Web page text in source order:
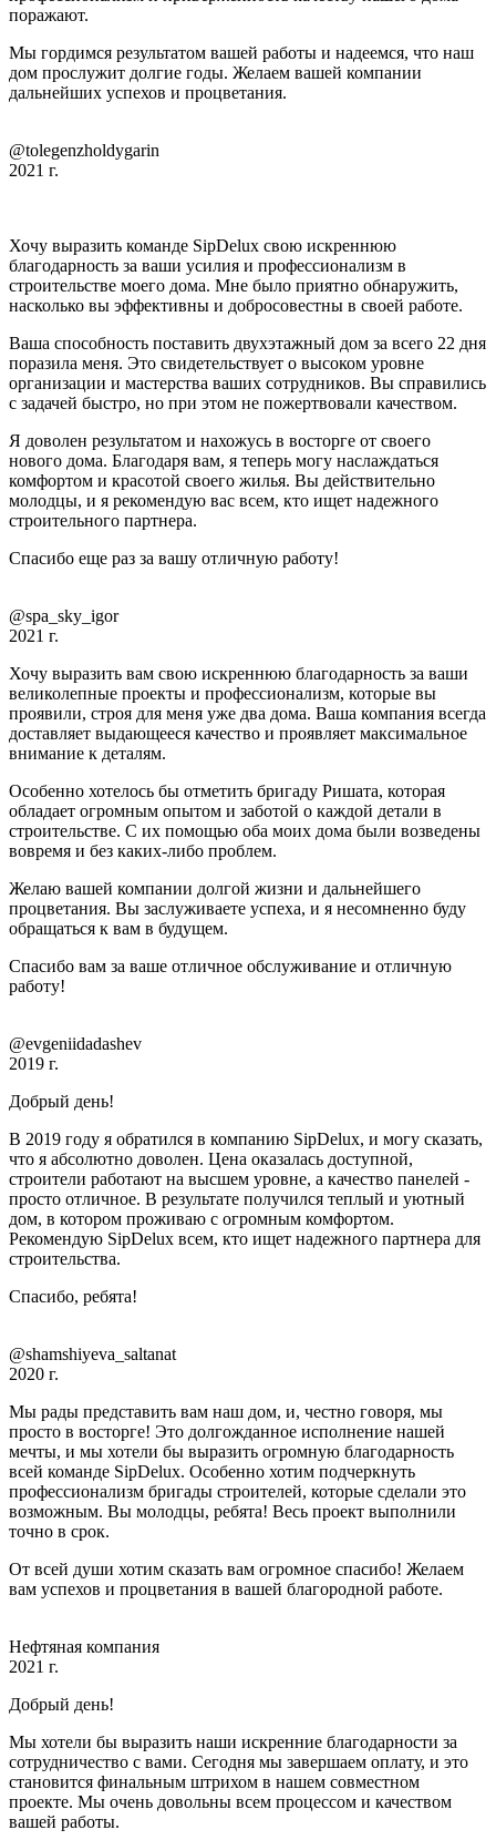
поражают.
Мы гордимся результатом вашей работы и надеемся, что наш
дом прослужит долгие годы. Желаем вашей компании
дальнейших успехов и процветания.
@tolegenzholdygarin
2021 г.
Хочу выразить команде SipDelux свою искреннюю
благодарность за ваши усилия и профессионализм в
строительстве моего дома. Мне было приятно обнаружить,
насколько вы эффективны и добросовестны в своей работе.
Ваша способность поставить двухэтажный дом за всего 22 дня
поразила меня. Это свидетельствует о высоком уровне
организации и мастерства ваших сотрудников. Вы справились
с задачей быстро, но при этом не пожертвовали качеством.
Я доволен результатом и нахожусь в восторге от своего
нового дома. Благодаря вам, я теперь могу наслаждаться
комфортом и красотой своего жилья. Вы действительно
молодцы, и я рекомендую вас всем, кто ищет надежного
строительного партнера.
Спасибо еще раз за вашу отличную работу!
@spa_sky_igor
2021 г.
Хочу выразить вам свою искреннюю благодарность за ваши
великолепные проекты и профессионализм, которые вы
проявили, строя для меня уже два дома. Ваша компания всегда
доставляет выдающееся качество и проявляет максимальное
внимание к деталям.
Особенно хотелось бы отметить бригаду Ришата, которая
обладает огромным опытом и заботой о каждой детали в
строительстве. С их помощью оба моих дома были возведены
вовремя и без каких-либо проблем.
Желаю вашей компании долгой жизни и дальнейшего
процветания. Вы заслуживаете успеха, и я несомненно буду
обращаться к вам в будущем.
Спасибо вам за ваше отличное обслуживание и отличную
работу!
@evgeniidadashev
2019 г.
Добрый день!
В 2019 году я обратился в компанию SipDelux, и могу сказать,
что я абсолютно доволен. Цена оказалась доступной,
строители работают на высшем уровне, а качество панелей -
просто отличное. В результате получился теплый и уютный
дом, в котором проживаю с огромным комфортом.
Рекомендую SipDelux всем, кто ищет надежного партнера для
строительства.
Спасибо, ребята!
@shamshiyeva_saltanat
2020 г.
Мы рады представить вам наш дом, и, честно говоря, мы
просто в восторге! Это долгожданное исполнение нашей
мечты, и мы хотели бы выразить огромную благодарность
всей команде SipDelux. Особенно хотим подчеркнуть
профессионализм бригады строителей, которые сделали это
возможным. Вы молодцы, ребята! Весь проект выполнили
точно в срок.
От всей души хотим сказать вам огромное спасибо! Желаем
вам успехов и процветания в вашей благородной работе.
Нефтяная компания
2021 г.
Добрый день!
Мы хотели бы выразить наши искренние благодарности за
сотрудничество с вами. Сегодня мы завершаем оплату, и это
становится финальным штрихом в нашем совместном
проекте. Мы очень довольны всем процессом и качеством
вашей работы.